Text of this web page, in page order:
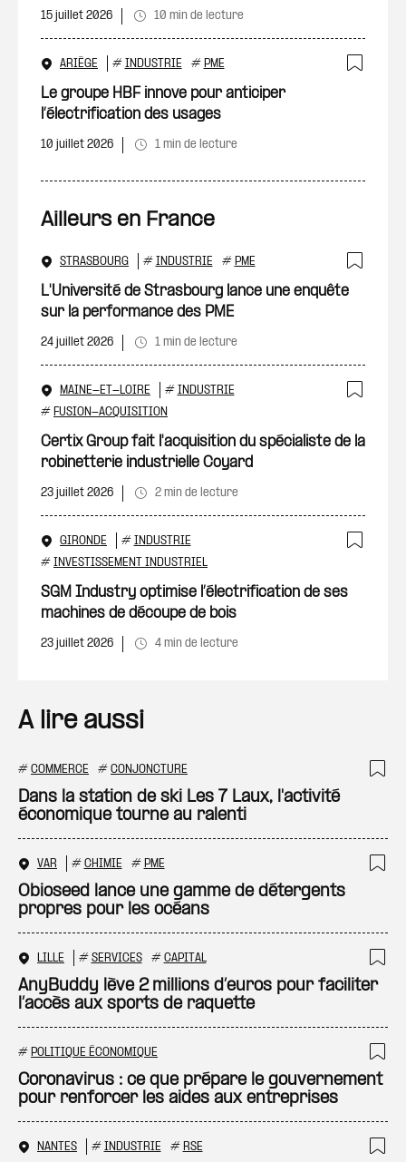
15 juillet 2026 10 min de lecture
ARIÈGE # INDUSTRIE # PME
Le groupe HBF innove pour anticiper
l’électrification des usages
10 juillet 2026 1 min de lecture
Ailleurs en France
STRASBOURG # INDUSTRIE # PME
L'Université de Strasbourg lance une enquête
sur la performance des PME
24 juillet 2026 1 min de lecture
MAINE-ET-LOIRE # INDUSTRIE
# FUSION-ACQUISITION
Certix Group fait l'acquisition du spécialiste de la
robinetterie industrielle Coyard
23 juillet 2026 2 min de lecture
GIRONDE # INDUSTRIE
# INVESTISSEMENT INDUSTRIEL
SGM Industry optimise l’électrification de ses
machines de découpe de bois
23 juillet 2026 4 min de lecture
A lire aussi
# COMMERCE # CONJONCTURE
Dans la station de ski Les 7 Laux, l'activité
économique tourne au ralenti
VAR # CHIMIE # PME
Obioseed lance une gamme de détergents
propres pour les océans
LILLE # SERVICES # CAPITAL
AnyBuddy lève 2 millions d’euros pour faciliter
l’accès aux sports de raquette
# POLITIQUE ÉCONOMIQUE
Coronavirus : ce que prépare le gouvernement
pour renforcer les aides aux entreprises
NANTES # INDUSTRIE # RSE